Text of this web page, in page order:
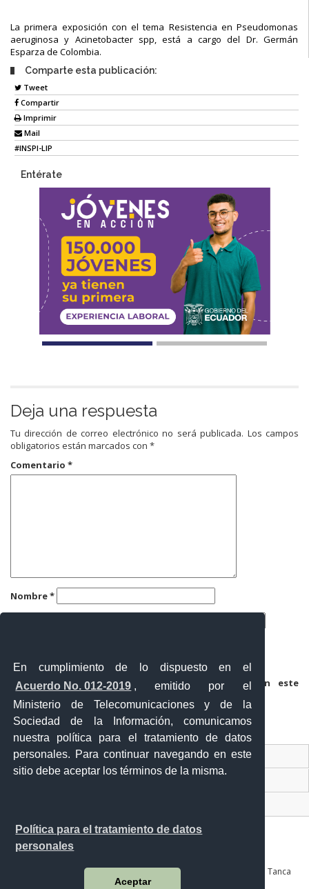
En cumplimiento de lo dispuesto en el
Acuerdo No. 012-2019 , emitido por el
Ministerio de Telecomunicaciones y de la
Sociedad de la Información, comunicamos
nuestra política para el tratamiento de datos
personales. Para continuar navegando en este
sitio debe aceptar los términos de la misma.
Política para el tratamiento de datos
personales
Aceptar
La primera exposición con el tema Resistencia en Pseudomonas
aeruginosa y Acinetobacter spp, está a cargo del Dr. Germán
Esparza de Colombia.
Comparte esta publicación:
Tweet
Compartir
Imprimir
Mail
#INSPI-LIP
Entérate
Deja una respuesta
Tu dirección de correo electrónico no será publicada. Los campos
obligatorios están marcados con *
Comentario *
Nombre*
Guarda mi nombre, correo electrónico y web en este
navegador para la próxima vez que comente.
Contacto Ciudadano Digital
Av. Julián Coronel 905 entre Esmeraldas y José Mascote Av. Juan Tanca
Marengo No. 100 y Av. de las Américas